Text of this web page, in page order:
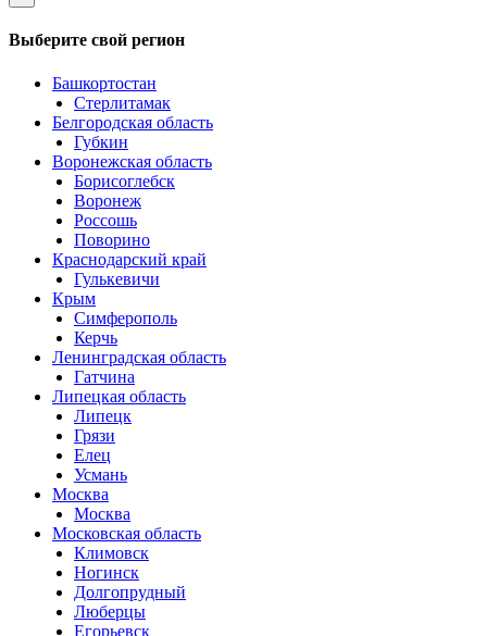
Выберите свой регион
Башкортостан
Стерлитамак
Белгородская область
Губкин
Воронежская область
Борисоглебск
Воронеж
Россошь
Поворино
Краснодарский край
Гулькевичи
Крым
Симферополь
Керчь
Ленинградская область
Гатчина
Липецкая область
Липецк
Грязи
Елец
Усмань
Москва
Москва
Московская область
Климовск
Ногинск
Долгопрудный
Люберцы
Егорьевск